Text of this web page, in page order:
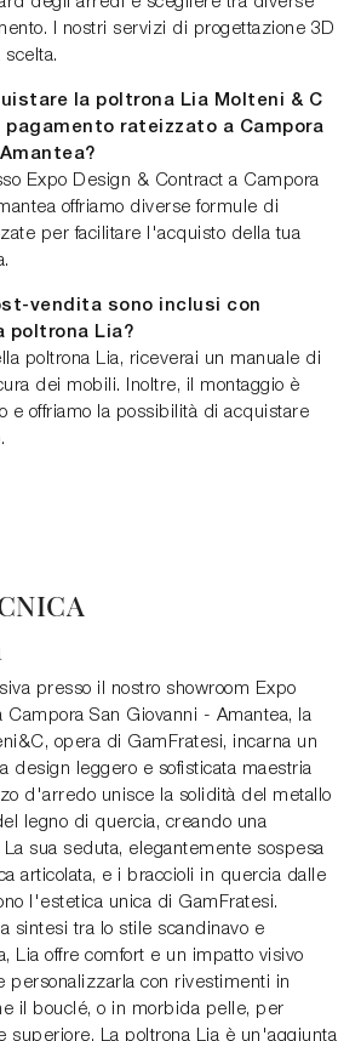
I nostri servizi di progettazione 3D
scelta.
la poltrona Lia Molteni & C
pagamento rateizzato a Campora
Expo Design & Contract a Campora
offriamo diverse formule di
per facilitare l'acquisto della tua
vendita sono inclusi con
poltrona Lia?
poltrona Lia, riceverai un manuale di
dei mobili. Inoltre, il montaggio è
e offriamo la possibilità di acquistare
presso il nostro showroom Expo
Campora San Giovanni - Amantea, la
opera di GamFratesi, incarna un
design leggero e sofisticata maestria
d'arredo unisce la solidità del metallo
legno di quercia, creando una
sua seduta, elegantemente sospesa
articolata, e i braccioli in quercia dalle
l'estetica unica di GamFratesi.
sintesi tra lo stile scandinavo e
Lia offre comfort e un impatto visivo
personalizzarla con rivestimenti in
il bouclé, o in morbida pelle, per
superiore. La poltrona Lia è un'aggiunta